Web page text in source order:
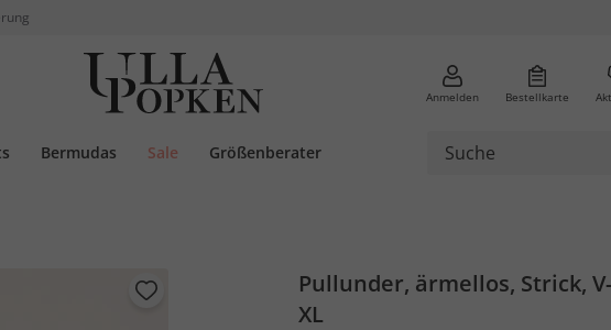
Anmelden Bestellkarte
Bermudas Sale Größenberater
Pullunder, ärmellos, Strick,
XL